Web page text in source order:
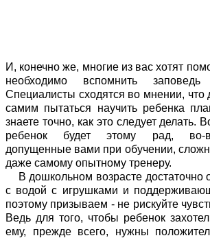
И, конечно же, многие из вас хотят
необходимо вспомнить
Специалисты сходятся во мнении, что
самим пытаться научить ребенка
знаете точно, как это следует делать.
ребенок будет этому рад, во-
допущенные вами при обучении,
даже самому опытному тренеру.
В дошкольном возрасте достаточно
с водой с игрушками и
поэтому призываем - не рискуйте
Ведь для того, чтобы ребенок
ему, прежде всего, нужны